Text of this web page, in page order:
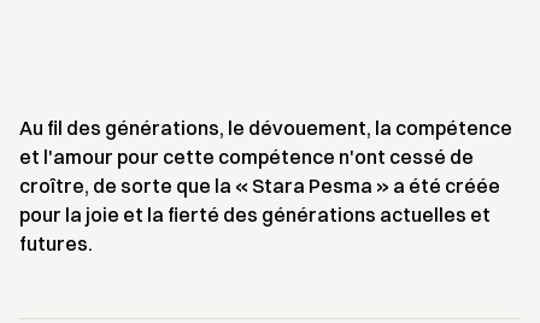
Au fil des générations, le dévouement, la compétence
et l'amour pour cette compétence n'ont cessé de
croître, de sorte que la « Stara Pesma » a été créée
pour la joie et la fierté des générations actuelles et
futures.